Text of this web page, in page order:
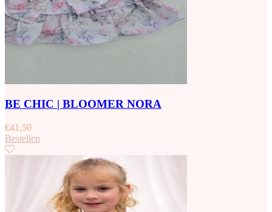
BE CHIC | BLOOMER NORA
€41,50
Bestellen